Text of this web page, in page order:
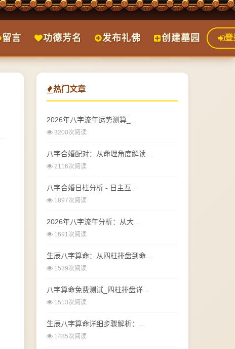
留言 功德芳名 发布礼佛 创建墓园 登
热门文章
2026年八字流年运势测算_...
3200次阅读
八字合婚配对：从命理角度解读...
2116次阅读
八字合婚日柱分析 - 日主互...
1897次阅读
2026年八字流年分析：从大...
1691次阅读
生辰八字算命：从四柱排盘到命...
1539次阅读
八字算命免费测试_四柱排盘详...
1513次阅读
生辰八字算命详细步骤解析：...
1485次阅读